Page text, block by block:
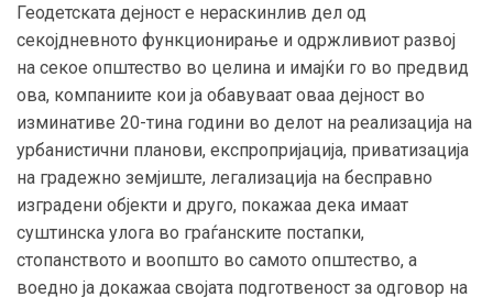
Геодетската дејност е нераскинлив дел од
секојдневното функционирање и одржливиот развој
на секое општество во целина и имајќи го во предвид
ова, компаниите кои ја обавуваат оваа дејност во
изминативе 20-тина години во делот на реализација на
урбанистични планови, експропријација, приватизација
на градежно земјиште, легализација на бесправно
изградени објекти и друго, покажаа дека имаат
суштинска улога во граѓанските постапки,
стопанството и воопшто во самото општество, а
воедно ја докажаа својата подготвеност за одговор на